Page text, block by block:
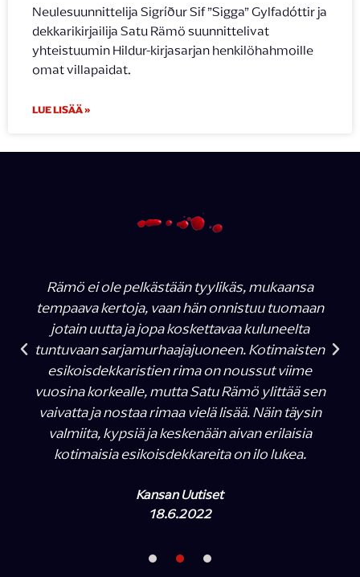
Neulesuunnittelija Sigríður Sif ”Sigga” Gylfadóttir ja
dekkarikirjailija Satu Rämö suunnittelivat
yhteistuumin Hildur-kirjasarjan henkilöhahmoille
omat villapaidat.
LUE LISÄÄ »
Rämö ei ole pelkästään tyylikäs, mukaansa
tempaava kertoja, vaan hän onnistuu tuomaan
jotain uutta ja jopa koskettavaa kuluneelta
tuntuvaan sarjamurhaajajuoneen. Kotimaisten
esikoisdekkaristien rima on noussut viime
vuosina korkealle, mutta Satu Rämö ylittää sen
vaivatta ja nostaa rimaa vielä lisää. Näin täysin
valmiita, kypsiä ja keskenään aivan erilaisia
kotimaisia esikoisdekkareita on ilo lukea.
Kansan Uutiset
18.6.2022